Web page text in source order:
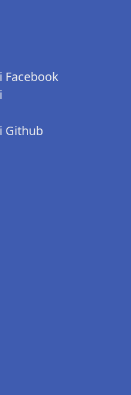
Facebook
Github